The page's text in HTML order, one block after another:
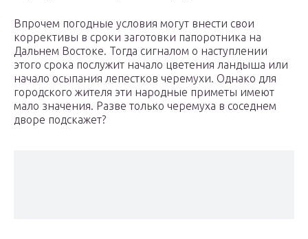
Впрочем погодные условия могут внести свои
коррективы в сроки заготовки папоротника на
Дальнем Востоке. Тогда сигналом о наступлении
этого срока послужит начало цветения ландыша или
начало осыпания лепестков черемухи. Однако для
городского жителя эти народные приметы имеют
мало значения. Разве только черемуха в соседнем
дворе подскажет?